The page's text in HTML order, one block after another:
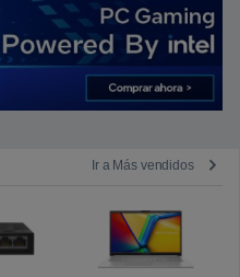
Ir a Más vendidos